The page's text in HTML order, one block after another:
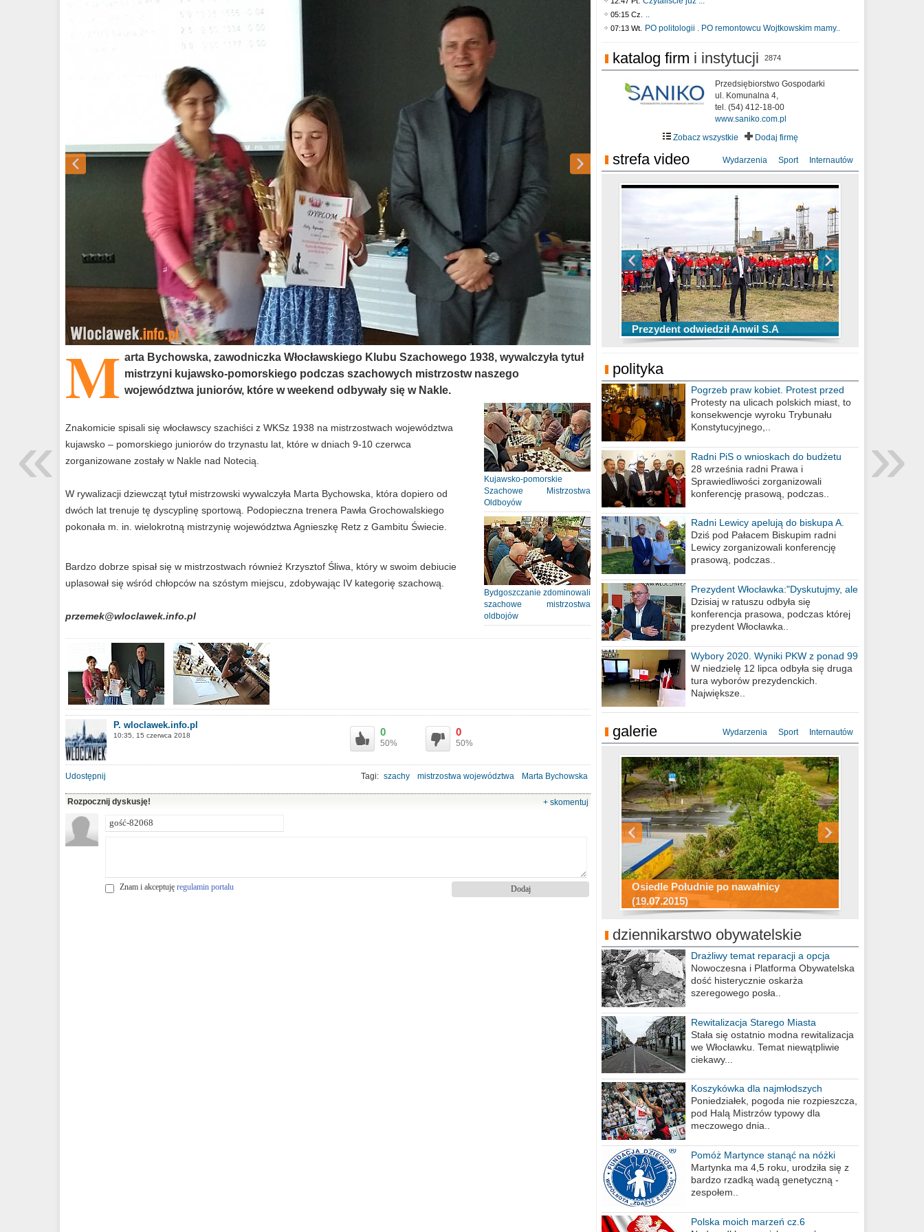
M arta Bychowska, zawodniczka Włocławskiego Klubu Szachowego 1938, wywalczyła tytuł
mistrzyni kujawsko-pomorskiego podczas szachowych mistrzostw naszego
województwa juniorów, które w weekend odbywały się w Nakle.
Kujawsko-pomorskie
Szachowe Mistrzostwa
Oldboyów
Bydgoszczanie zdominowali
szachowe mistrzostwa
oldbojów
Znakomicie spisali się włocławscy szachiści z WKSz 1938 na mistrzostwach województwa
kujawsko – pomorskiego juniorów do trzynastu lat, które w dniach 9-10 czerwca
zorganizowane zostały w Nakle nad Notecią.
W rywalizacji dziewcząt tytuł mistrzowski wywalczyła Marta Bychowska, która dopiero od
dwóch lat trenuje tę dyscyplinę sportową. Podopieczna trenera Pawła Grochowalskiego
pokonała m. in. wielokrotną mistrzynię województwa Agnieszkę Retz z Gambitu Świecie.
Bardzo dobrze spisał się w mistrzostwach również Krzysztof Śliwa, który w swoim debiucie
uplasował się wśród chłopców na szóstym miejscu, zdobywając IV kategorię szachową.
przemek@wloclawek.info.pl
P. wloclawek.info.pl
10:35, 15 czerwca 2018 0
50%
0
50%
Udostępnij Tagi: szachy mistrzostwa województwa
Marta Bychowska
Rozpocznij dyskusję!
+ skomentuj
Znam i akceptuję regulamin portalu
05:15 Cz. ..
07:13 Wt. PO politologii . PO remontowcu Wojtkowskim mamy..
katalog firm i instytucji 2874
Przedsiębiorstwo Gospodarki
ul. Komunalna 4,
tel. (54) 412-18-00
www.saniko.com.pl
Zobacz wszystkie
Dodaj firmę
strefa video Wydarzenia Sport Internautów
Prezydent odwiedził Anwil S.A
TOP 10 przechwytów Anwilu Włocławek
w EBL w sezonie 2019/2020
TOP 5 rzutów Anwilu Włocławek w BCL
w sezonie 2019/2020
Ni To Ponk - W oczach mamy strach
sixf33t .Last Year DRONE FOOTAGE
Włocławek
XXIII Sesja Rady Miasta Włocławek VIII
kadencji w dniu 09.06.2020 r.
polityka
Pogrzeb praw kobiet. Protest przed
biurem poselskim PiS
Protesty na ulicach polskich miast, to
konsekwencje wyroku Trybunału
Konstytucyjnego,..
Radni PiS o wnioskach do budżetu
miasta na 2021 rok
28 września radni Prawa i
Sprawiedliwości zorganizowali
konferencję prasową, podczas..
Radni Lewicy apelują do biskupa A.
Wiesława Meringa
Dziś pod Pałacem Biskupim radni
Lewicy zorganizowali konferencję
prasową, podczas..
Prezydent Włocławka:"Dyskutujmy, ale
nie obrażajmy się”
Dzisiaj w ratuszu odbyła się
konferencja prasowa, podczas której
prezydent Włocławka..
Wybory 2020. Wyniki PKW z ponad 99
procent obwodów
W niedzielę 12 lipca odbyła się druga
tura wyborów prezydenckich.
Największe..
galerie Wydarzenia Sport Internautów
Osiedle Południe po nawałnicy
(19.07.2015)
Wizytówka Włocławka
polowanie wigilijne 2014
Miasto kładzie się do snu .
Konkurs fotograficzny "Co to za
miejsca"
Ścieżka rowerowa w naszym mieście
dziennikarstwo obywatelskie
Drażliwy temat reparacji a opcja
berlińska
Nowoczesna i Platforma Obywatelska
dość histerycznie oskarża
szeregowego posła..
Rewitalizacja Starego Miasta
Stała się ostatnio modna rewitalizacja
we Włocławku. Temat niewątpliwie
ciekawy...
Koszykówka dla najmłodszych
Poniedziałek, pogoda nie rozpieszcza,
pod Halą Mistrzów typowy dla
meczowego dnia..
Pomóż Martynce stanąć na nóżki
Martynka ma 4,5 roku, urodziła się z
bardzo rzadką wadą genetyczną -
zespołem..
Polska moich marzeń cz.6
»
«